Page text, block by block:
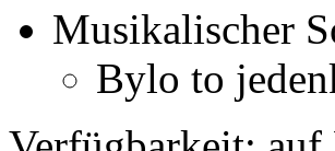
Musikalischer
Bylo to